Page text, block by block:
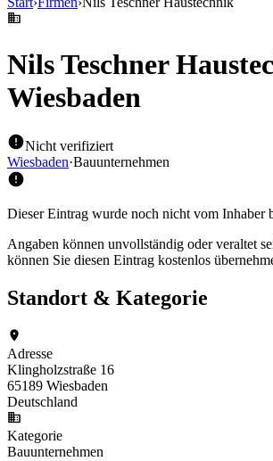
Nils Teschner
Wiesbaden
Nicht verifiziert
Wiesbaden·Bauunternehmen
Dieser Eintrag wurde noch nicht vom Inhaber
Angaben können unvollständig oder veraltet
können Sie diesen Eintrag kostenlos
Standort & Kategorie
Adresse
Klingholzstraße 16
65189 Wiesbaden
Deutschland
Kategorie
Bauunternehmen